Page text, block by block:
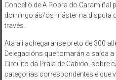
Concello de A Pobra do Caramiñal
domingo ás/ós máster na disputa
través.
Ata alí achegaranse preto de 300
Delegacións que tomarán a saída
Circuito da Praia de Cabido, sobre
categorías correspondentes e que